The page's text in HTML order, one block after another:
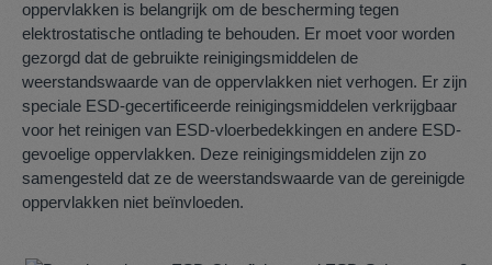
oppervlakken is belangrijk om de bescherming tegen
elektrostatische ontlading te behouden. Er moet voor worden
gezorgd dat de gebruikte reinigingsmiddelen de
weerstandswaarde van de oppervlakken niet verhogen. Er zijn
speciale ESD-gecertificeerde reinigingsmiddelen verkrijgbaar
voor het reinigen van ESD-vloerbedekkingen en andere ESD-
gevoelige oppervlakken. Deze reinigingsmiddelen zijn zo
samengesteld dat ze de weerstandswaarde van de gereinigde
oppervlakken niet beïnvloeden.